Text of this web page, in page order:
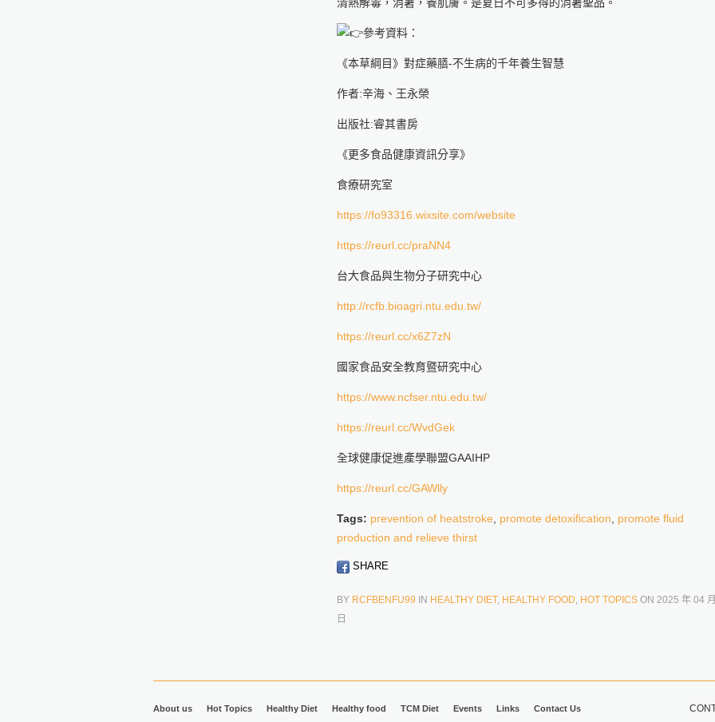
參考資料：
《本草綱目》對症藥膳-不生病的千年養生智慧
作者:辛海、王永榮
出版社:睿其書房
《更多食品健康資訊分享》
食療研究室
https://fo93316.wixsite.com/website
https://reurl.cc/praNN4
台大食品與生物分子研究中心
http://rcfb.bioagri.ntu.edu.tw/
https://reurl.cc/x6Z7zN
國家食品安全教育暨研究中心
https://www.ncfser.ntu.edu.tw/
https://reurl.cc/WvdGek
全球健康促進產學聯盟GAAIHP
https://reurl.cc/GAWlly
Tags: prevention of heatstroke promote detoxification
promote fluid
production and relieve thirst
SHARE
BY RCFBENFU99 IN HEALTHY DIET, HEALTHY FOOD, HOT TOPICS ON 2025 年 04
日
About us Hot Topics Healthy Diet Healthy food TCM Diet Events Links Contact Us